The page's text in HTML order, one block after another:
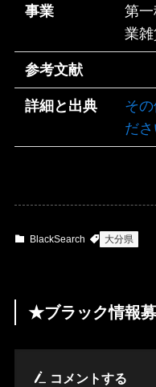
事業
第
業
参考文献
詳細と出典
そ
だ
BlackSearch 大分県
★ブラック情報
コメントする